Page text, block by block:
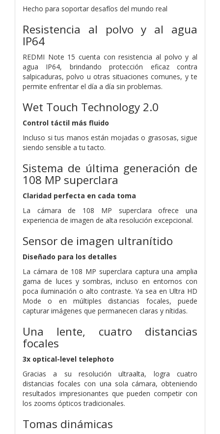
Hecho para soportar desafíos del mundo real
Resistencia al polvo y al agua
IP64
REDMI Note 15 cuenta con resistencia al polvo y al
agua IP64, brindando protección eficaz contra
salpicaduras, polvo u otras situaciones comunes, y te
permite enfrentar el día a día sin problemas.
Wet Touch Technology 2.0
Control táctil más fluido
Incluso si tus manos están mojadas o grasosas, sigue
siendo sensible a tu tacto.
Sistema de última generación de
108 MP superclara
Claridad perfecta en cada toma
La cámara de 108 MP superclara ofrece una
experiencia de imagen de alta resolución excepcional.
Sensor de imagen ultranítido
Diseñado para los detalles
La cámara de 108 MP superclara captura una amplia
gama de luces y sombras, incluso en entornos con
poca iluminación o alto contraste. Ya sea en Ultra HD
Mode o en múltiples distancias focales, puede
capturar imágenes que permanecen claras y nítidas.
Una lente, cuatro distancias
focales
3x optical-level telephoto
Gracias a su resolución ultraalta, logra cuatro
distancias focales con una sola cámara, obteniendo
resultados impresionantes que pueden competir con
los zooms ópticos tradicionales.
Tomas dinámicas